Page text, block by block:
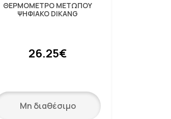
ΘΕΡΜΟΜΕΤΡΟ ΜΕΤΩΠΟΥ
ΨΗΦΙΑΚΟ DIKANG
26.25€
Μη διαθέσιμο